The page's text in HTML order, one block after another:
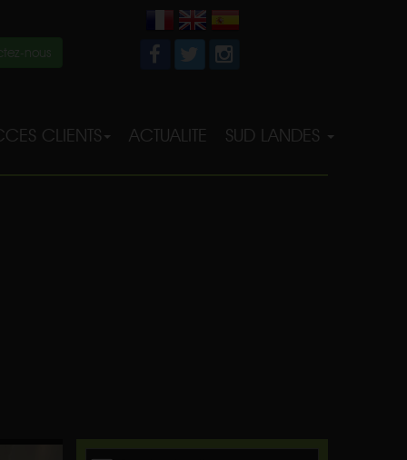
nous
CLIENTS ACTUALITE SUD LANDES